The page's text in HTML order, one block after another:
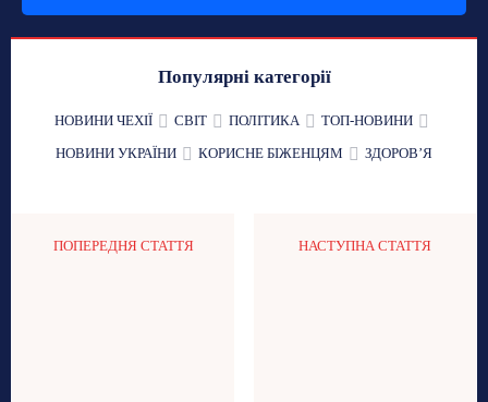
Популярні категорії
НОВИНИ ЧЕХІЇ СВІТ ПОЛІТИКА
ТОП-НОВИНИ
НОВИНИ УКРАЇНИ
КОРИСНЕ БІЖЕНЦЯМ ЗДОРОВʼЯ
ПОПЕРЕДНЯ СТАТТЯ НАСТУПНА СТАТТЯ